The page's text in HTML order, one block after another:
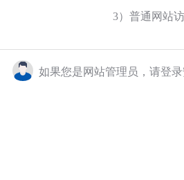
3）普通网站
如果您是网站管理员，请登